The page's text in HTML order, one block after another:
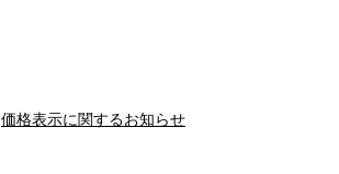
価格表示に関するお知らせ